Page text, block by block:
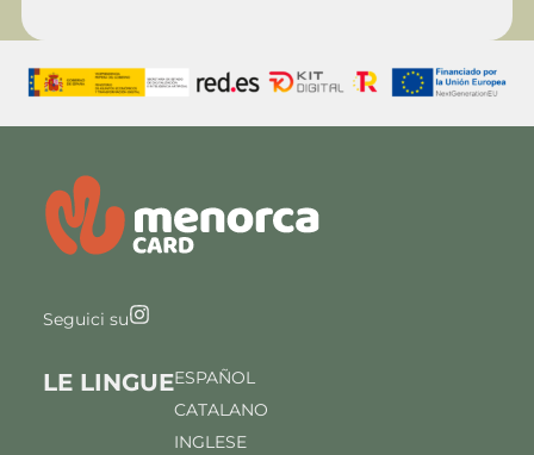
Seguici su
LE LINGUEESPAÑOL
CATALANO
INGLESE